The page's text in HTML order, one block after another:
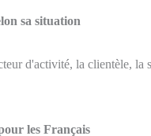
sa situation
d'activité, la clientèle,
les Français